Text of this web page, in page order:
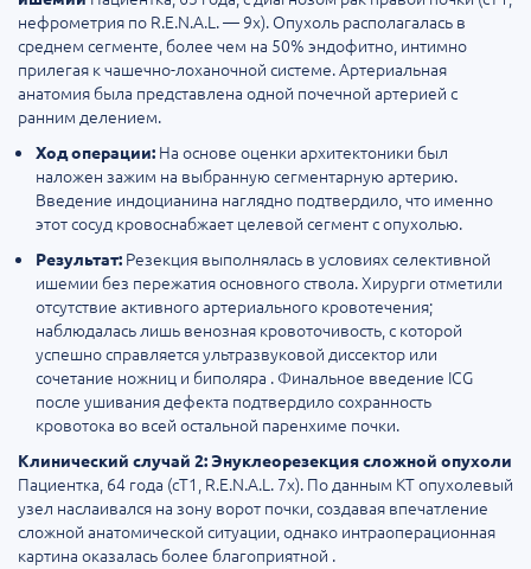
нефрометрия по R.E.N.A.L. — 9x). Опухоль располагалась в
среднем сегменте, более чем на 50% эндофитно, интимно
прилегая к чашечно-лоханочной системе. Артериальная
анатомия была представлена одной почечной артерией с
ранним делением.
Ход операции: На основе оценки архитектоники был
наложен зажим на выбранную сегментарную артерию.
Введение индоцианина наглядно подтвердило, что именно
этот сосуд кровоснабжает целевой сегмент с опухолью.
Результат: Резекция выполнялась в условиях селективной
ишемии без пережатия основного ствола. Хирурги отметили
отсутствие активного артериального кровотечения;
наблюдалась лишь венозная кровоточивость, с которой
успешно справляется ультразвуковой диссектор или
сочетание ножниц и биполяра . Финальное введение ICG
после ушивания дефекта подтвердило сохранность
кровотока во всей остальной паренхиме почки.
Клинический случай 2: Энуклеорезекция сложной опухоли
Пациентка, 64 года (cT1, R.E.N.A.L. 7x). По данным КТ опухолевый
узел наслаивался на зону ворот почки, создавая впечатление
сложной анатомической ситуации, однако интраоперационная
картина оказалась более благоприятной .